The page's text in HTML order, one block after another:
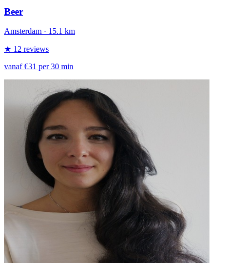
Beer
Amsterdam · 15.1 km
★ 12 reviews
vanaf €31 per 30 min